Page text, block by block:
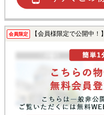
会員限定 【会員様限定で公開中！】